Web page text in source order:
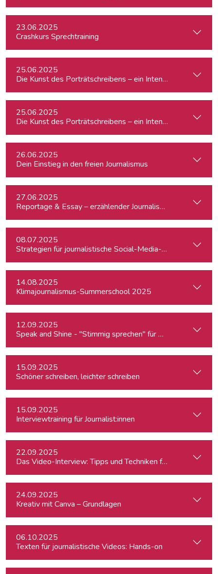
23.06.2025
Crashkurs Sprechtraining
25.06.2025
Die Kunst des Porträtschreibens – ein Intensiv-Workshop
25.06.2025
Die Kunst des Porträtschreibens – ein Intensiv-Workshop
26.06.2025
Dein Einstieg in den freien Journalismus
27.06.2025
Reportage & Essay – erzählender Journalismus
08.07.2025
Strategien für journalistische Social-Media-Recherchen
14.08.2025
Klimajournalismus-Summerschool 2025
12.09.2025
Speak and Shine - "Stimmig sprechen" für Podcast,
15.09.2025
Schöner schreiben, leichter schreiben
15.09.2025
Interviewtraining für Journalist:innen
22.09.2025
Das Video-Interview: Tipps und Techniken für TV und Web
24.09.2025
Kreativ mit Canva – Grundlagen
06.10.2025
Texten für journalistische Videos: Hands-on